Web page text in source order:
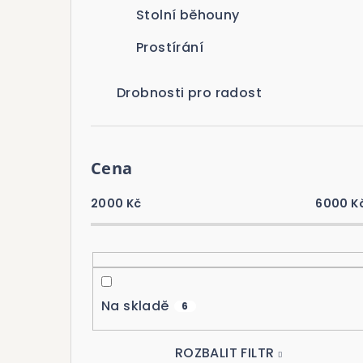
Stolní běhouny
Prostírání
Drobnosti pro radost
Cena
2000 Kč 6000
Na skladě 6
ROZBALIT FILTR